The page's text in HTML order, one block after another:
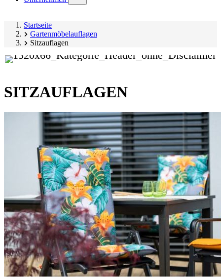
submenu)
Startseite
Gartenmöbelauflagen
Sitzauflagen
SITZAUFLAGEN